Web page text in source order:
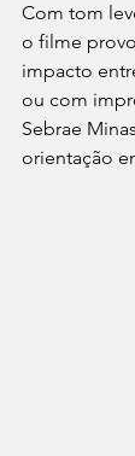
Com tom
o filme
impacto
ou com
Sebrae
orientação